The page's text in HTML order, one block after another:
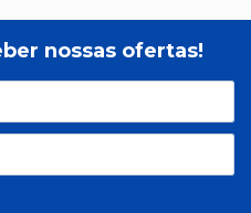
nossas ofertas!